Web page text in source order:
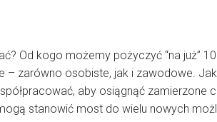
Od kogo możemy pożyczyć “na już”
– zarówno osobiste, jak i zawodowe.
aby osiągnąć zamierzone
stanowić most do wielu nowych